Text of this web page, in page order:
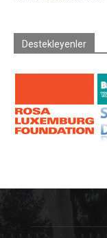
Destekleyenler